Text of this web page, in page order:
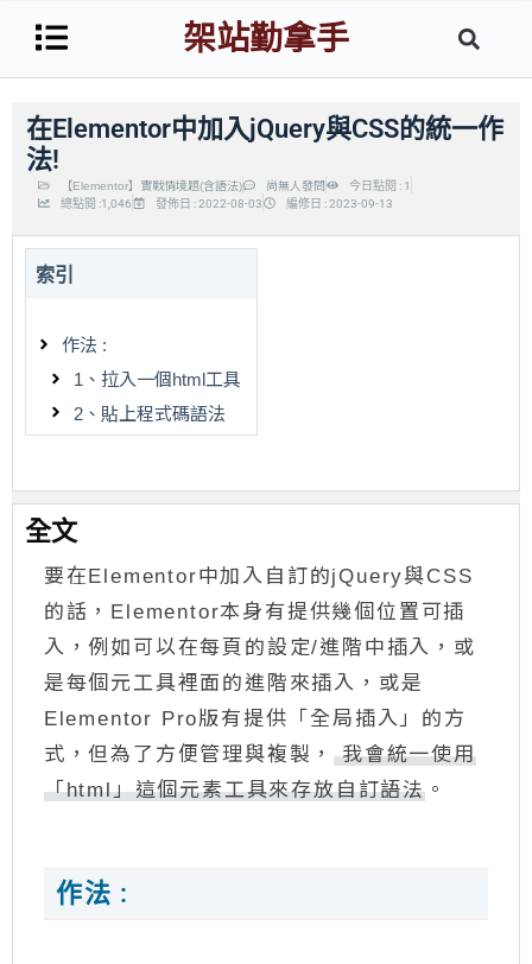
架站勤拿手
在Elementor中加入jQuery與CSS的統一作
法!
【Elementor】實戰情境題(含語法) 尚無人發問
今日點閱 : 1
總點閱 :1,046
發佈日 : 2022-08-03 編修日 : 2023-09-13
索引
作法 :
1、拉入一個html工具
2、貼上程式碼語法
全文
要在Elementor中加入自訂的jQuery與CSS
的話，Elementor本身有提供幾個位置可插
入，例如可以在每頁的設定/進階中插入，或
是每個元工具裡面的進階來插入，或是
Elementor Pro版有提供「全局插入」的方
式，但為了方便管理與複製，我會統一使用
「html」這個元素工具來存放自訂語法 。
作法 :